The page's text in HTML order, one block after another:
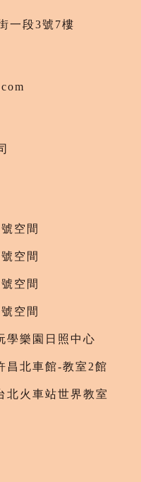
一段3號7樓
空間
空間
空間
空間
學樂園日照中心
昌北車館-教室2館
北火車站世界教室